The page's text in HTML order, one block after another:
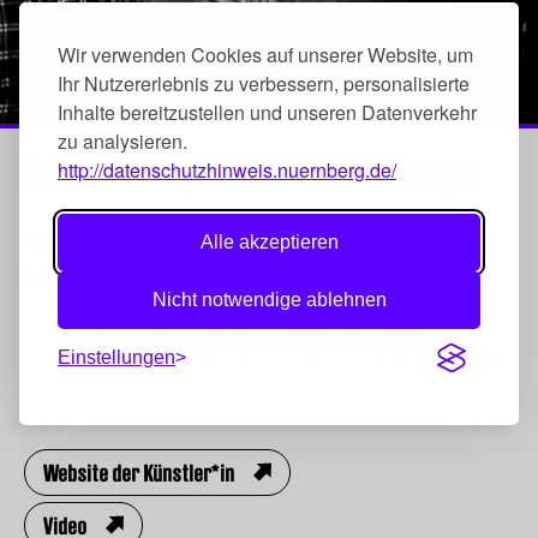
Wir verwenden Cookies auf unserer Website, um
Ihr Nutzererlebnis zu verbessern, personalisierte
Inhalte bereitzustellen und unseren Datenverkehr
zu analysieren.
http://datenschutzhinweis.nuernberg.de/
Alle akzeptieren
Nicht notwendige ablehnen
Einstellungen
Meoldien, Lärm und Loops
20:45
Lorenzer Platz
In eine Schublade lässt sich Containerhead nicht
stecken. Die Musik der Band ist Post-Rock, Instrumental-
Website der Künstler*in
Video